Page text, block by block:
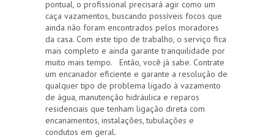
pontual, o profissional precisará agir como um
caça vazamentos, buscando possíveis focos que
ainda não foram encontrados pelos moradores
da casa. Com este tipo de trabalho, o serviço fica
mais completo e ainda garante tranquilidade por
muito mais tempo. Então, você já sabe. Contrate
um encanador eficiente e garante a resolução de
qualquer tipo de problema ligado à vazamento
de água, manutenção hidráulica e reparos
residenciais que tenham ligação direta com
encanamentos, instalações, tubulações e
condutos em geral.